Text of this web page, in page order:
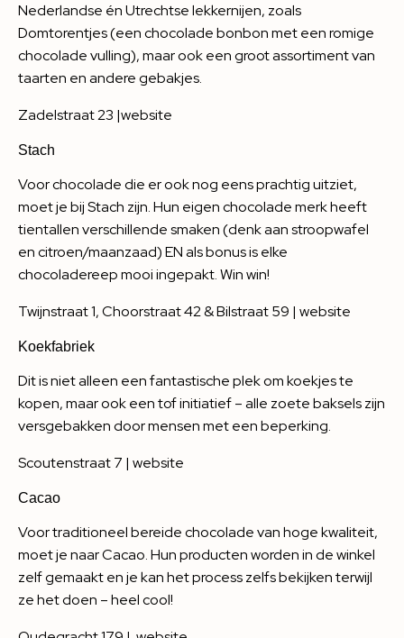
Nederlandse én Utrechtse lekkernijen, zoals
Domtorentjes (een chocolade bonbon met een romige
chocolade vulling), maar ook een groot assortiment van
taarten en andere gebakjes.
Zadelstraat 23 |website
Stach
Voor chocolade die er ook nog eens prachtig uitziet,
moet je bij Stach zijn. Hun eigen chocolade merk heeft
tientallen verschillende smaken (denk aan stroopwafel
en citroen/maanzaad) EN als bonus is elke
chocoladereep mooi ingepakt. Win win!
Twijnstraat 1, Choorstraat 42 & Bilstraat 59 | website
Koekfabriek
Dit is niet alleen een fantastische plek om koekjes te
kopen, maar ook een tof initiatief – alle zoete baksels zijn
versgebakken door mensen met een beperking.
Scoutenstraat 7 | website
Cacao
Voor traditioneel bereide chocolade van hoge kwaliteit,
moet je naar Cacao. Hun producten worden in de winkel
zelf gemaakt en je kan het process zelfs bekijken terwijl
ze het doen – heel cool!